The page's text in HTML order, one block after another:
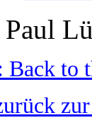
Back to